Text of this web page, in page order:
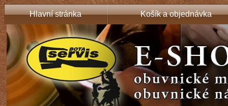
Hlavní stránka Košík a objednávka